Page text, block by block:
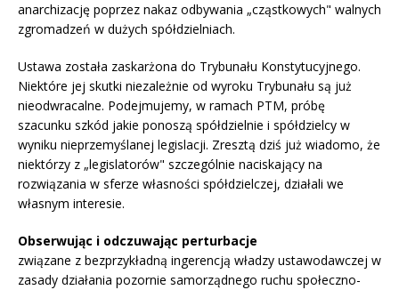
anarchizację poprzez nakaz odbywania „cząstkowych" walnych
zgromadzeń w dużych spółdzielniach.
Ustawa została zaskarżona do Trybunału Konstytucyjnego.
Niektóre jej skutki niezależnie od wyroku Trybunału są już
nieodwracalne. Podejmujemy, w ramach PTM, próbę
szacunku szkód jakie ponoszą spółdzielnie i spółdzielcy w
wyniku nieprzemyślanej legislacji. Zresztą dziś już wiadomo, że
niektórzy z „legislatorów" szczególnie naciskający na
rozwiązania w sferze własności spółdzielczej, działali we
własnym interesie.
Obserwując i odczuwając perturbacje
związane z bezprzykładną ingerencją władzy ustawodawczej w
zasady działania pozornie samorządnego ruchu społeczno-